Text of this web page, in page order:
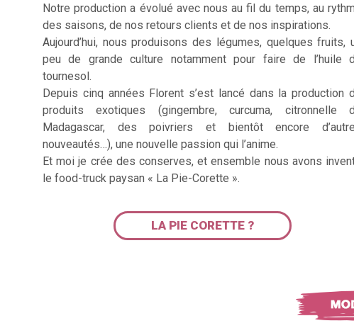
Notre production a évolué avec nous au fil du temps, au
des saisons, de nos retours clients et de nos inspirations.
Aujourd’hui, nous produisons des légumes, quelques fruits,
peu de grande culture notamment pour faire de l’huile
tournesol.
Depuis cinq années Florent s’est lancé dans la production
produits exotiques (gingembre, curcuma, citronnelle
Madagascar, des poivriers et bientôt encore
nouveautés…), une nouvelle passion qui l’anime.
Et moi je crée des conserves, et ensemble nous avons
le food-truck paysan « La Pie-Corette ».
LA PIE CORETTE ?